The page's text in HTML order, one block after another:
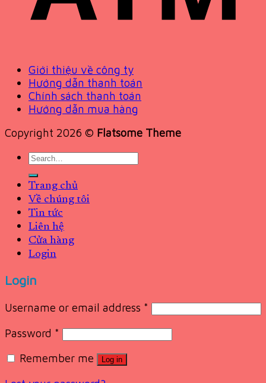
Giới thiệu về công ty
Hướng dẫn thanh toán
Chính sách thanh toán
Hướng dẫn mua hàng
Copyright 2026 © Flatsome Theme
Search
Trang chủ
Về chúng tôi
Tin tức
Liên hệ
Cửa hàng
Login
Login
Username or email address *
Password *
Remember me
Log in